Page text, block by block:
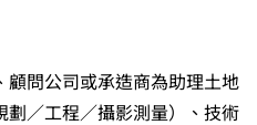
顧問公司或承造商為助理土地
劃／工程／攝影測量）、技術